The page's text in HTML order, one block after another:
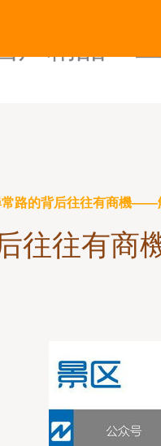
精品亚洲
路的背后往往有商機——
往往有